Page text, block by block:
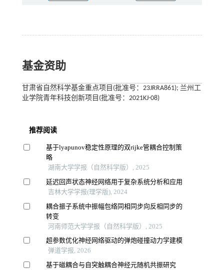
基金资助
甘肃省自然科学基金重点项目(批准号：23JRRA861); 兰州工
业学院青年科技创新项目(批准号：2021KJ-08)